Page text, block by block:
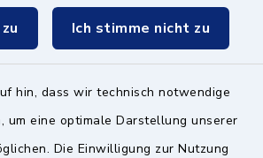
Ich stimme nicht zu
hin, dass wir technisch notwendige
um eine optimale Darstellung unserer
Die Einwilligung zur Nutzung
ins Rathaus